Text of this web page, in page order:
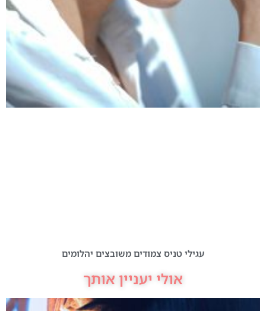
עגילי טניס צמודים משובצים יהלומים
אולי יעניין אותך